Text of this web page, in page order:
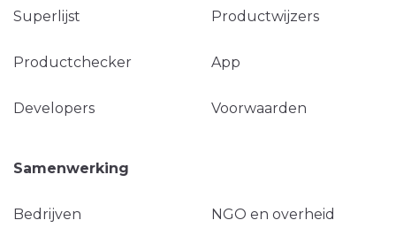
Superlijst Productwijzers
Productchecker App
Developers Voorwaarden
Samenwerking
Bedrijven NGO en overheid